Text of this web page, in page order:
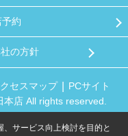
約
の方針
セスマップ
PCサイト
店 All rights reserved.
サービス向上検討を目的と